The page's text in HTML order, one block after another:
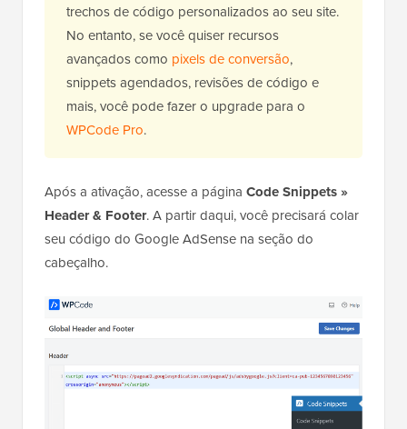
trechos de código personalizados ao seu site.
No entanto, se você quiser recursos
avançados como pixels de conversão,
snippets agendados, revisões de código e
mais, você pode fazer o upgrade para o
WPCode Pro.
Após a ativação, acesse a página Code Snippets »
Header & Footer. A partir daqui, você precisará colar
seu código do Google AdSense na seção do
cabeçalho.